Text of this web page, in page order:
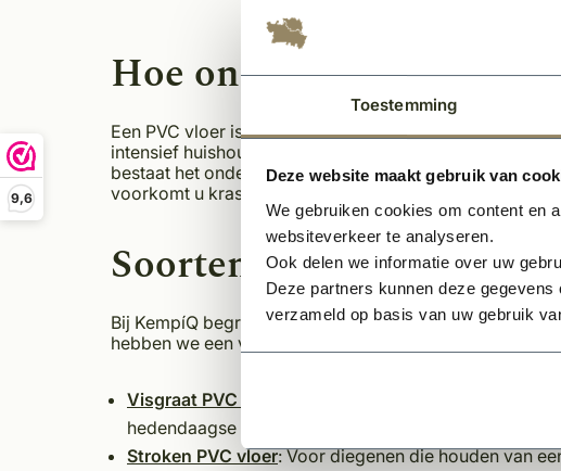
Toestemming
Deze website maakt gebruik van
We gebruiken cookies om content en
websiteverkeer te analyseren.
Ook delen we informatie over uw
Deze partners kunnen deze
verzameld op basis van uw gebruik
9,6
Hoe onderhoud ik een
Een PVC vloer is dus gebruiksvriendelijk en makkelijk
intensief huishoudelijk gebruik een lange levensduur
bestaat het onderhouden van de vloer alleen uit
voorkomt u krassen!
Soorten PVC vloeren bij
Bij KempíQ begrijpen we dat ieder huis uniek is en dat
hebben we een veelzijdige collectie PVC vloeren die
Visgraat PVC vloer
: Deze prachtige vloeren
hedendaagse als traditionele interieurs en biedt een
Stroken PVC vloer: Voor diegenen die houden van